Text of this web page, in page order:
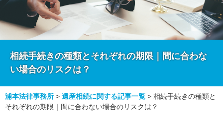
相続手続きの種類とそれぞれの期限｜間に合わな
い場合のリスクは？
浦本法律事務所 > 遺産相続に関する記事一覧 > 相続手続きの種類と
それぞれの期限｜間に合わない場合のリスクは？